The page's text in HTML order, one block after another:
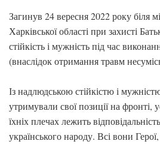
Загинув 24 вересня 2022 року біля
Харківської області при захисті
стійкість і мужність під час
(внаслідок отримання травм
Із надлюдською стійкістю і
утримували свої позиції на
їхніх плечах лежить
українського народу. Всі вони